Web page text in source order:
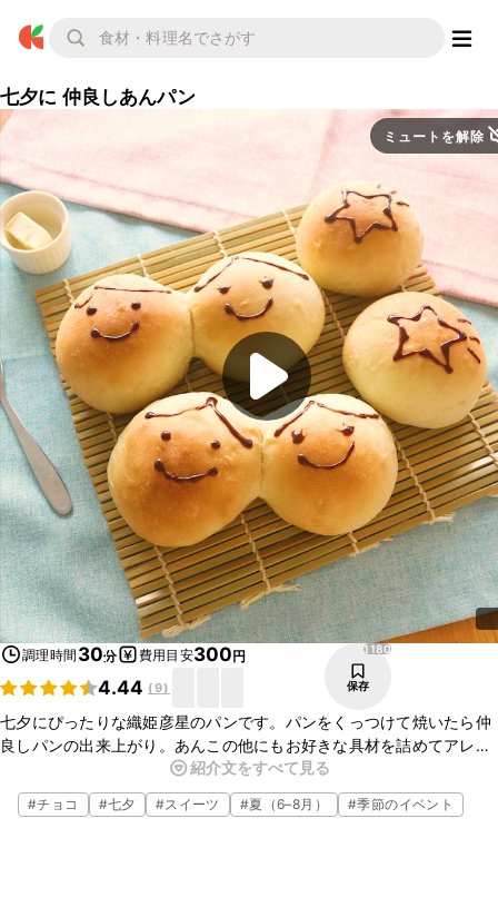
七夕に 仲良しあんパン
ミュートを解除
調理時間 30分 費用目安300円
4.44 (9)
1180
保存
七夕にぴったりな織姫彦星のパンです。パンをくっつけて焼いたら仲
良しパンの出来上がり。あんこの他にもお好きな具材を詰めてアレン
ジ可能です。かわいらしい仲良しパンで七夕を盛り上げてみてはいか
がでしょうか。ぜひお試しくださいね。
紹介文をすべて見る
#チョコ #七夕 #スイーツ #夏（6–8月） #季節のイベント